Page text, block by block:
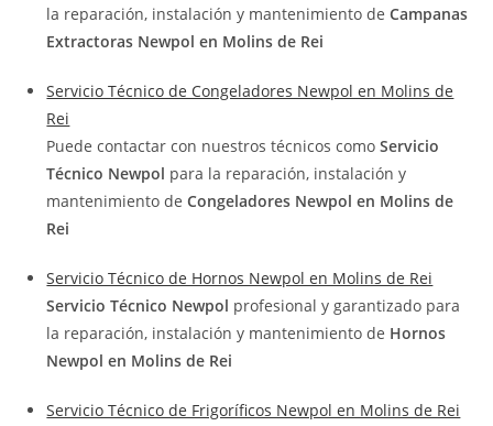
la reparación, instalación y mantenimiento deCampanas
Extractoras Newpol en Molins de Rei
Servicio Técnico de Congeladores Newpol en Molins de
Rei
Puede contactar con nuestros técnicos como Servicio
Técnico Newpol para la reparación, instalación y
mantenimiento deCongeladores Newpol en Molins de
Rei
Servicio Técnico de Hornos Newpol en Molins de Rei
Servicio Técnico Newpol profesional y garantizado para
la reparación, instalación y mantenimiento de Hornos
Newpol en Molins de Rei
Servicio Técnico de Frigoríficos Newpol en Molins de Rei